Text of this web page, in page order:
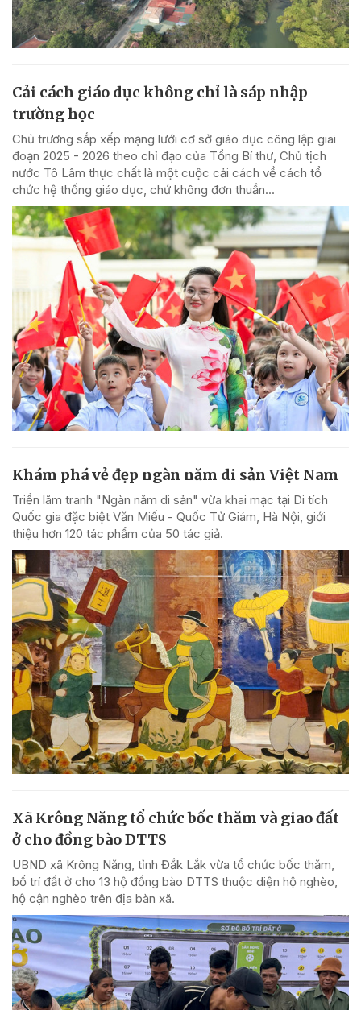
Cải cách giáo dục không chỉ là sáp nhập
trường học
Chủ trương sắp xếp mạng lưới cơ sở giáo dục công lập giai
đoạn 2025 - 2026 theo chỉ đạo của Tổng Bí thư, Chủ tịch
nước Tô Lâm thực chất là một cuộc cải cách về cách tổ
chức hệ thống giáo dục, chứ không đơn thuần...
Khám phá vẻ đẹp ngàn năm di sản Việt Nam
Triển lãm tranh "Ngàn năm di sản" vừa khai mạc tại Di tích
Quốc gia đặc biệt Văn Miếu - Quốc Tử Giám, Hà Nội, giới
thiệu hơn 120 tác phẩm của 50 tác giả.
Xã Krông Năng tổ chức bốc thăm và giao đất
ở cho đồng bào DTTS
UBND xã Krông Năng, tỉnh Đắk Lắk vừa tổ chức bốc thăm,
bố trí đất ở cho 13 hộ đồng bào DTTS thuộc diện hộ nghèo,
hộ cận nghèo trên địa bàn xã.